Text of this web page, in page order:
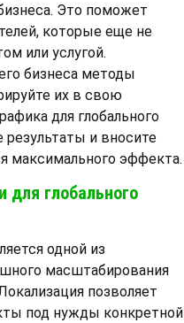
Это поможет
которые еще не
или услугой.
бизнеса методы
их в свою
для глобального
результаты и вносите
максимального эффекта.
для глобального
одной из
масштабирования
позволяет
под нужды конкретной